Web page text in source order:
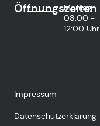
Öffnungszeiten
Montag
08:00 -
12:00 Uhr
Impressum
Datenschutzerklärung